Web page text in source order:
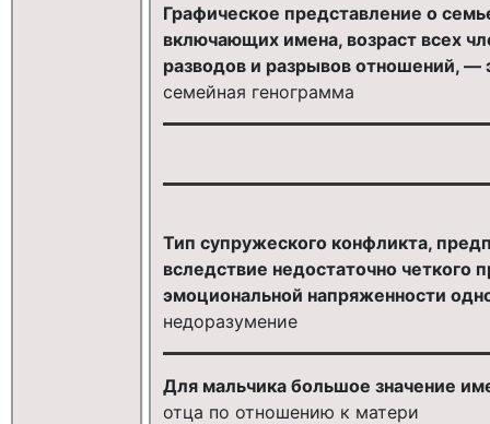
Графическое представление о
включающих имена, возраст всех
разводов и разрывов отношений, —
семейная генограмма
Тип супружеского конфликта,
вследствие недостаточно четкого
эмоциональной напряженности
недоразумение
Для мальчика большое значение
отца по отношению к матери